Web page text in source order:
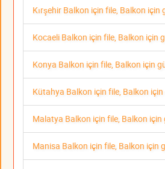
Kırşehir Balkon için file, Balkon için
Kocaeli Balkon için file, Balkon için
Konya Balkon için file, Balkon için
Kütahya Balkon için file, Balkon
Malatya Balkon için file, Balkon için
Manisa Balkon için file, Balkon için